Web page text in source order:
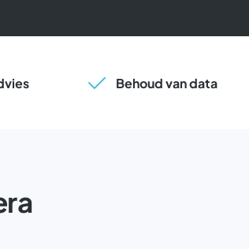
Behoud van data